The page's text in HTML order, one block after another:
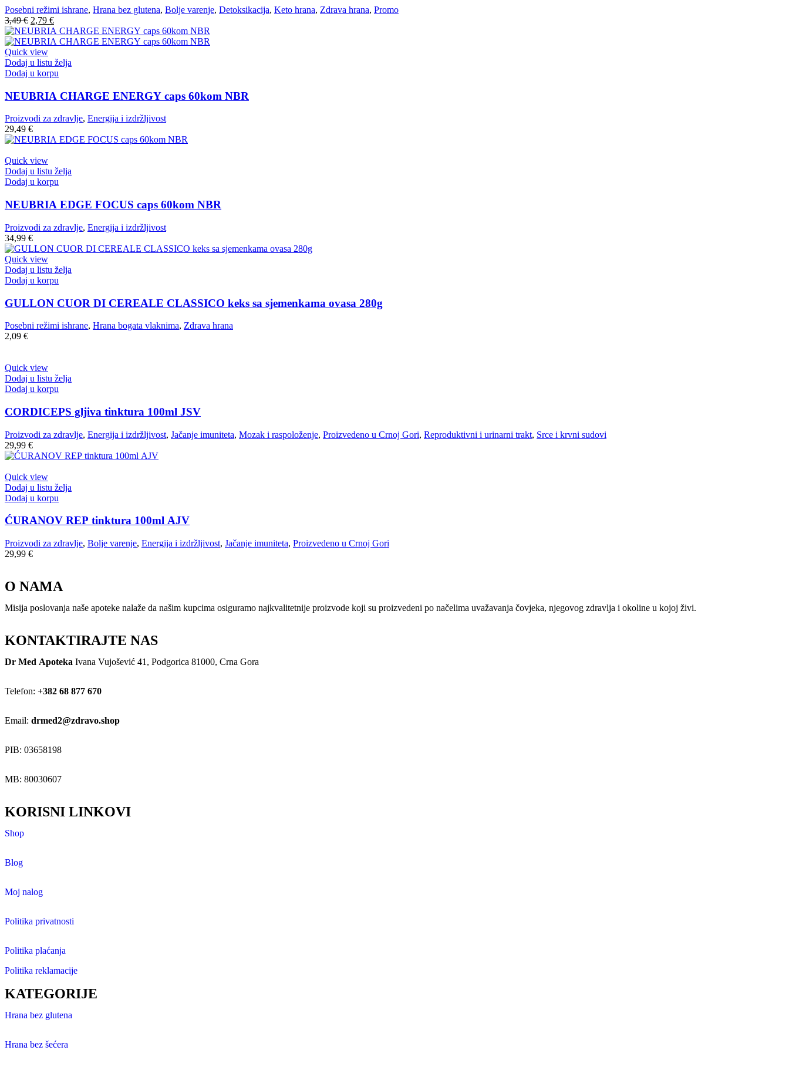
Posebni režimi ishrane, Hrana bez glutena, Bolje varenje, Detoksikacija, Keto hrana, Zdrava hrana, Promo
3,49€ 2,79 €
Quick view
Dodaj u listu želja
Dodaj u korpu
NEUBRIA CHARGE ENERGY caps 60kom NBR
Proizvodi za zdravlje, Energija i izdržljivost
29,49 €
Quick view
Dodaj u listu želja
Dodaj u korpu
NEUBRIA EDGE FOCUS caps 60kom NBR
Proizvodi za zdravlje, Energija i izdržljivost
34,99 €
Quick view
Dodaj u listu želja
Dodaj u korpu
GULLON CUOR DI CEREALE CLASSICO keks sa sjemenkama ovasa 280g
Posebni režimi ishrane, Hrana bogata vlaknima, Zdrava hrana
2,09 €
Quick view
Dodaj u listu želja
Dodaj u korpu
CORDICEPS gljiva tinktura 100ml JSV
Proizvodi za zdravlje, Energija i izdržljivost, Jačanje imuniteta, Mozak i raspoloženje, Proizvedeno u Crnoj Gori, Reproduktivni i urinarni trakt, Srce i krvni sudovi
29,99 €
Quick view
Dodaj u listu želja
Dodaj u korpu
ĆURANOV REP tinktura 100ml AJV
Proizvodi za zdravlje, Bolje varenje, Energija i izdržljivost, Jačanje imuniteta, Proizvedeno u Crnoj Gori
29,99 €
O NAMA
Misija poslovanja naše apoteke nalaže da našim kupcima osiguramo najkvalitetnije proizvode koji su proizvedeni po načelima uvažavanja čovjeka, njegovog zdravlja i okoline u kojoj živi.
KONTAKTIRAJTE NAS
Dr Med Apoteka Ivana Vujošević 41, Podgorica 81000, Crna Gora
Telefon: +382 68 877 670
Email: drmed2@zdravo.shop
PIB: 03658198
MB: 80030607
KORISNI LINKOVI
Shop
Blog
Moj nalog
Politika privatnosti
Politika plaćanja
Politika reklamacije
KATEGORIJE
Hrana bez glutena
Hrana bez šećera